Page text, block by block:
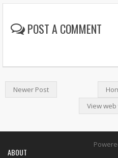
POST A COMMENT
Newer Post
View
ABOUT